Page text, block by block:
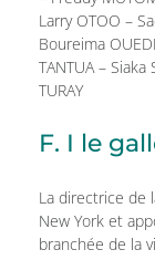
Larry OTOO –
Boureima
TANTUA – Siaka
TURAY
F. I le
La directrice de
New York et
branchée de la